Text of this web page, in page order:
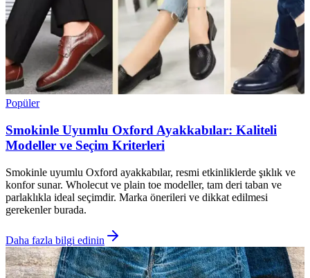
Popüler
Smokinle Uyumlu Oxford Ayakkabılar: Kaliteli
Modeller ve Seçim Kriterleri
Smokinle uyumlu Oxford ayakkabılar, resmi etkinliklerde şıklık ve
konfor sunar. Wholecut ve plain toe modeller, tam deri taban ve
parlaklıkla ideal seçimdir. Marka önerileri ve dikkat edilmesi
gerekenler burada.
Daha fazla bilgi edinin